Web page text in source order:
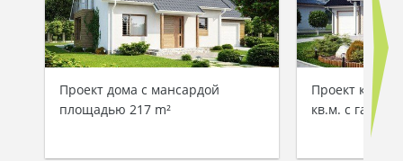
Проект дома с мансардой
площадью 217 m²
Проект
кв.м. с